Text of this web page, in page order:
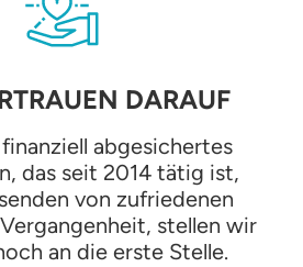
DARAUF
abgesichertes
das seit 2014 tätig ist,
von zufriedenen
stellen wir
an die erste Stelle.